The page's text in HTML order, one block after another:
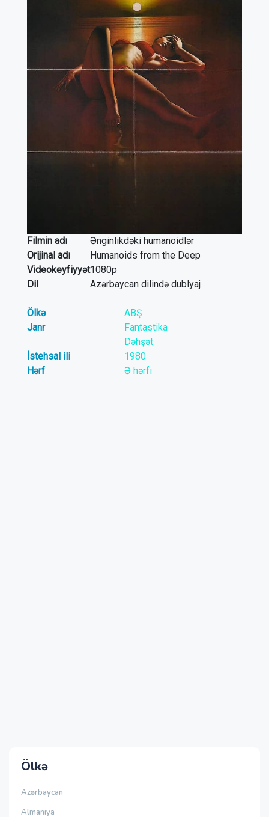
Ölkə
Azərbaycan
Almaniya
Filmin adı
Ənginlikdəki humanoidlər
Orijinal adı
Humanoids from the Deep
Videokeyfiyyət1080p
Dil
Azərbaycan dilində dublyaj
Ölkə
ABŞ
Janr
Fantastika
Dəhşət
İstehsal ili
1980
Hərf
Ə hərfi